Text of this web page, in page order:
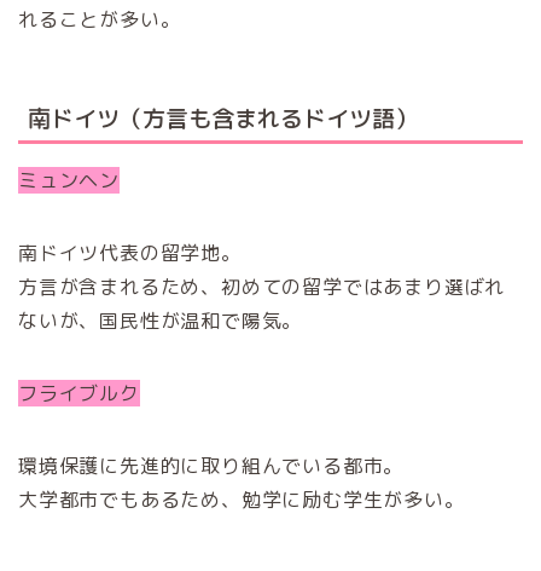
れることが多い。
南ドイツ（方言も含まれるドイツ語）
ミュンヘン
南ドイツ代表の留学地。
方言が含まれるため、初めての留学ではあまり選ばれ
ないが、国民性が温和で陽気。
フライブルク
環境保護に先進的に取り組んでいる都市。
大学都市でもあるため、勉学に励む学生が多い。